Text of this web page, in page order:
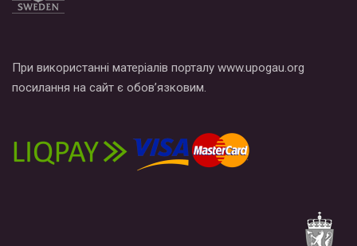
При використанні матеріалів порталу www.upogau.org
посилання на сайт є обов’язковим.